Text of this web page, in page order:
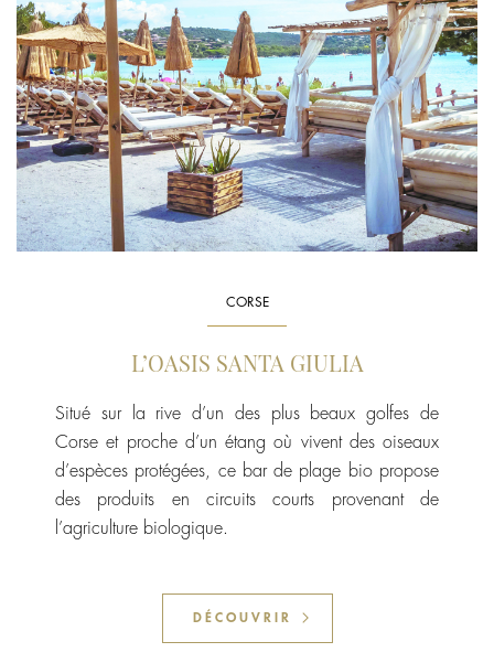
CORSE
L’OASIS SANTA GIULIA
Situé sur la rive d’un des plus beaux golfes de
Corse et proche d’un étang où vivent des oiseaux
d’espèces protégées, ce bar de plage bio propose
des produits en circuits courts provenant de
l’agriculture biologique.
DÉCOUVRIR